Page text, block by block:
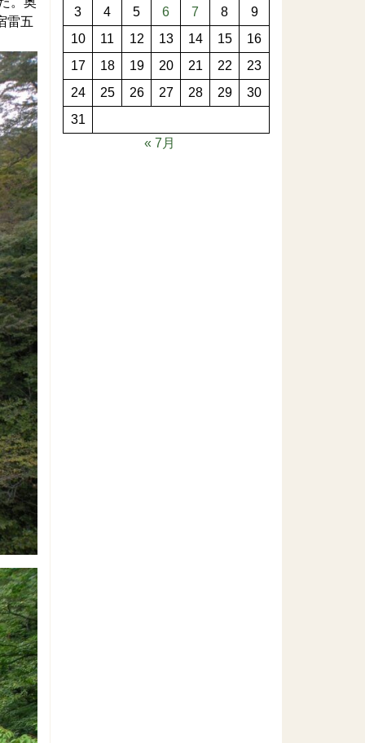
雷五
3
4 5 6 7 8
9
10
11 12 13 14 15
16
17
18 19 20 21 22
23
24
25 26 27 28 29
30
31
« 7月